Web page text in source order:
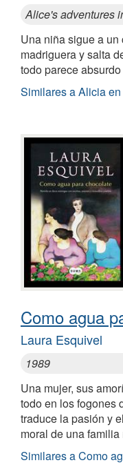
Alice's adventures
Una niña sigue a
madriguera y salta
todo parece
Similares a Alicia
Como agua
Laura Esquivel
1989
Una mujer, sus
todo en los fogones
traduce la pasión y
moral de una
Similares a Como